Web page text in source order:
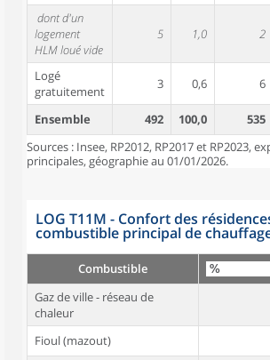
dont d'un
logement
HLM loué vide
5 1,0 2
Logé
gratuitement
3 0,6 6
Ensemble 492 100,0 535
Sources : Insee, RP2012, RP2017 et RP2023,
principales, géographie au 01/01/2026.
LOG T11M - Confort des
combustible principal de
Combustible
Gaz de ville - réseau de
chaleur
Fioul (mazout)